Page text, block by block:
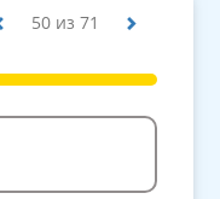
50 из 71